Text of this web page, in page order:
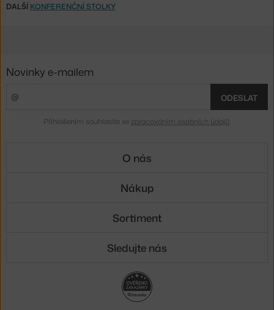
DALŠÍ KONFERENČNÍ STOLKY
Novinky e-mailem
ODESLAT
Přihlášením souhlasíte se zpracováním osobních údajů
O nás
Nákup
Sortiment
Sledujte nás